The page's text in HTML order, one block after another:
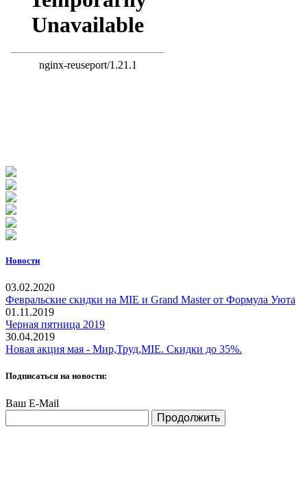
Новости
03.02.2020
Февральские скидки на MIE и Grand Master от Формула Уюта
01.11.2019
Черная пятница 2019
30.04.2019
Новая акция мая - Мир,Труд,MIE. Скидки до 35%.
Подписаться на новости:
Ваш E-Mail
Продолжить